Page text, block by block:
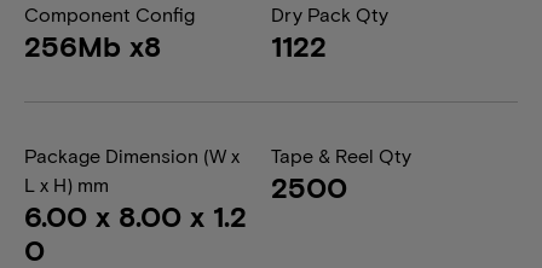
Component Config
256Mb x8
Dry Pack Qty
1122
Package Dimension (W x
L x H) mm
6.00 x 8.00 x 1.2
0
Tape & Reel Qty
2500